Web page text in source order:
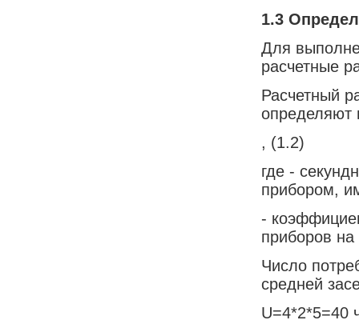
1.3
Для
расчетные
Расчетный
, (1.2)
где -
прибором,
-
приборов на
Число
средней
U=4*2*5=40